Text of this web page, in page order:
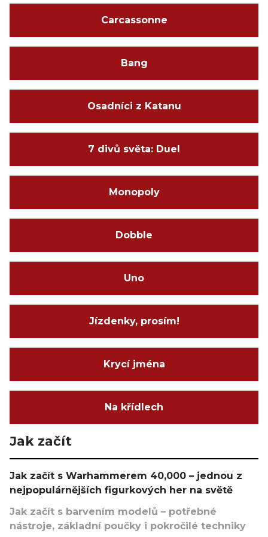
Carcassonne
Bang
Osadníci z Katanu
7 divů světa: Duel
Monopoly
Dobble
Uno
Jízdenky, prosím!
Krycí jména
Na křídlech
Jak začít
Jak začít s Warhammerem 40,000 – jednou z
nejpopulárnějších figurkových her na světě
Jak začít s barvením modelů – potřebné
nástroje, základní poučky i pokročilé techniky